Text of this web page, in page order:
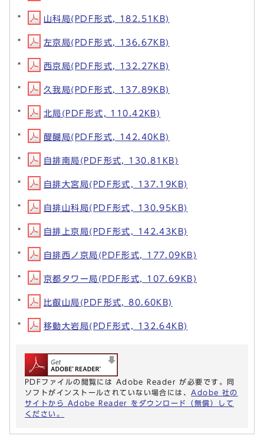
山科局(PDF形式, 182.51KB)
左京局(PDF形式, 136.67KB)
西京局(PDF形式, 132.27KB)
久我局(PDF形式, 137.89KB)
北局(PDF形式, 110.42KB)
醍醐局(PDF形式, 142.40KB)
自排南局(PDF形式, 130.81KB)
自排大宮局(PDF形式, 137.19KB)
自排山科局(PDF形式, 130.95KB)
自排上京局(PDF形式, 142.43KB)
自排西ノ京局(PDF形式, 177.09KB)
京都タワー局(PDF形式, 107.69KB)
比叡山局(PDF形式, 80.60KB)
移動大岩局(PDF形式, 132.64KB)
PDFファイルの閲覧には Adobe Reader が必要です。同
ソフトがインストールされていない場合には、 Adobe 社の
サイトから Adobe Reader をダウンロード（無償）して
ください。